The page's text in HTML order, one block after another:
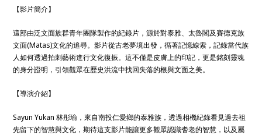
【影片簡介】
這部由泛文面族群青年團隊製作的紀錄片，源於對泰雅、太魯閣及賽德克族
文面(Matas)文化的追尋。影片從古老夢境出發，循著記憶線索，記錄當代族
人如何透過拍刺藝術進行文化復振。這不僅是皮膚上的印記，更是銘刻靈魂
的身分證明，引領觀眾在歷史洪流中找回失落的根與文面之美。
【導演介紹】
Sayun Yukan 林彤瑜，來自南投仁愛鄉的泰雅族，透過相機紀錄看見過去祖
先留下的智慧與文化，期待這支影片能讓更多觀眾認識耆老的智慧，以及屬